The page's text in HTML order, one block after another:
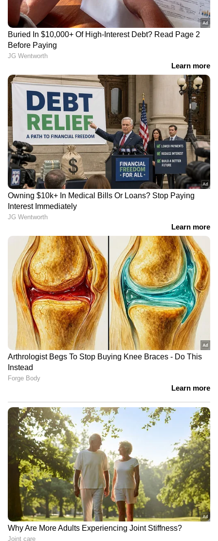
ഇന്ത്യൻ ബാങ്കിനെ തട്ടിച്ച് DSA;
കൊച്ചിയിൽ 29 കോടി തട്ടിച്ച്
മൈമോ ഫിനാൻഷ്യൽ സർവീസസ് |
Indian bank
കർണാടകത്തിൽ KSRTC ബസ്
അപകടത്തിൽപ്പെട്ട സംഭവം:
സിംഗിൾ ഡ്രൈവർ ഡ്യൂട്ടിയാണ്
അപകടകാരണമെന്ന് ജീവനക്കാർ